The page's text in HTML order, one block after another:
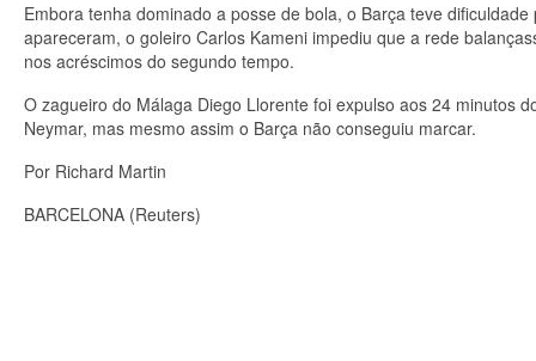
Embora tenha dominado a posse de bola, o Barça teve
apareceram, o goleiro Carlos Kameni impediu que a rede
nos acréscimos do segundo tempo.
O zagueiro do Málaga Diego Llorente foi expulso aos 24 minutos
Neymar, mas mesmo assim o Barça não conseguiu marcar.
Por Richard Martin
BARCELONA (Reuters)